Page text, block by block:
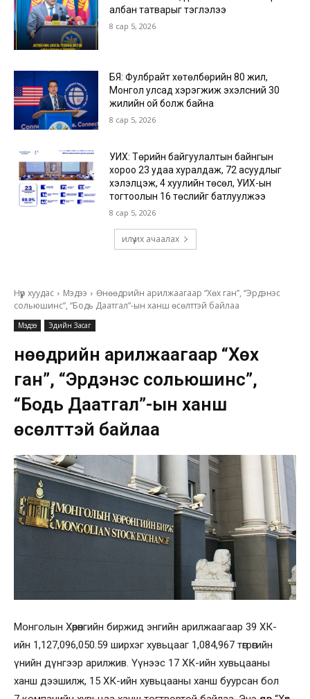
албан татварыг тэглэлээ
8 сар 5, 2026
БЯ: Фулбрайт хөтөлбөрийн 80 жил,
Монгол улсад хэрэгжиж эхэлсний 30
жилийн ой болж байна
8 сар 5, 2026
УИХ: Төрийн байгуулалтын байнгын
хороо 23 удаа хуралдаж, 72 асуудлыг
хэлэлцэж, 4 хуулийн төсөл, УИХ-ын
тогтоолын 16 төслийг батлуулжээ
8 сар 5, 2026
илүү их ачаалах